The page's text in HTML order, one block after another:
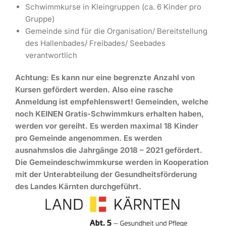
Schwimmkurse in Kleingruppen (ca. 6 Kinder pro
Gruppe)
Gemeinde sind für die Organisation/ Bereitstellung
des Hallenbades/ Freibades/ Seebades
verantwortlich
Achtung: Es kann nur eine begrenzte Anzahl von
Kursen gefördert werden. Also eine rasche
Anmeldung ist empfehlenswert! Gemeinden, welche
noch KEINEN Gratis-Schwimmkurs erhalten haben,
werden vor gereiht. Es werden maximal 18 Kinder
pro Gemeinde angenommen. Es werden
ausnahmslos die Jahrgänge 2018 – 2021 gefördert.
Die Gemeindeschwimmkurse werden in Kooperation
mit der Unterabteilung der Gesundheitsförderung
des Landes Kärnten durchgeführt.